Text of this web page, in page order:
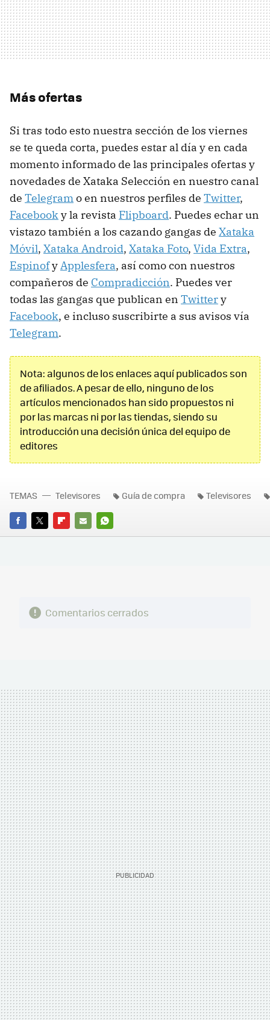
Más ofertas
Si tras todo esto nuestra sección de los viernes
se te queda corta, puedes estar al día y en cada
momento informado de las principales ofertas y
novedades de Xataka Selección en nuestro canal
de Telegram o en nuestros perfiles de Twitter,
Facebook y la revista Flipboard. Puedes echar un
vistazo también a los cazando gangas de Xataka
Móvil, Xataka Android, Xataka Foto, Vida Extra,
Espinofy Applesfera, así como con nuestros
compañeros de Compradicción. Puedes ver
todas las gangas que publican en Twittery
Facebook, e incluso suscribirte a sus avisos vía
Telegram.
Nota: algunos de los enlaces aquí publicados son
de afiliados. A pesar de ello, ninguno de los
artículos mencionados han sido propuestos ni
por las marcas ni por las tiendas, siendo su
introducción una decisión única del equipo de
editores
FACEBOOK
TWITTERFLIPBOARD
E-
WHATSAPP
TEMAS Televisores Guía de compra Televisores
Comentarios cerrados